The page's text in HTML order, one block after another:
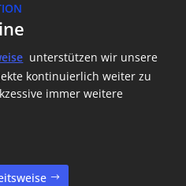
unterstützen wir unsere
kontinuierlich weiter zu
immer weitere